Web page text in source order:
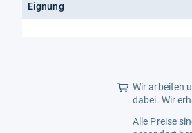
Eignung
Wir arbeiten
dabei. Wir
Alle Preise